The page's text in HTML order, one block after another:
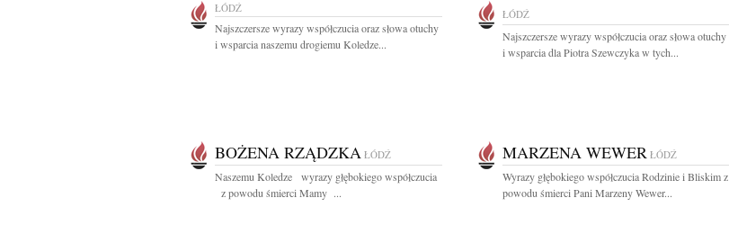
ŁÓDŹ
Najszczersze wyrazy współczucia oraz słowa otuchy
i wsparcia naszemu drogiemu Koledze...
ŁÓDŹ
Najszczersze wyrazy współczucia oraz słowa otuchy
i wsparcia dla Piotra Szewczyka w tych...
BOŻENA RZĄDZKA ŁÓDŹ
Naszemu Koledze wyrazy głębokiego współczucia
z powodu śmierci Mamy ...
MARZENA WEWER ŁÓDŹ
Wyrazy głębokiego współczucia Rodzinie i Bliskim z
powodu śmierci Pani Marzeny Wewer...